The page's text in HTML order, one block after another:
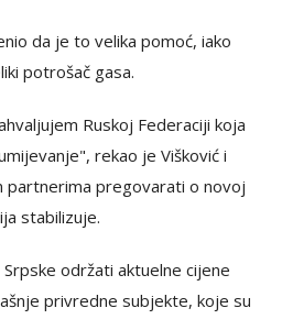
da je to velika pomoć, iako
potrošač gasa.
Ruskoj Federaciji koja
rekao je Višković i
partnerima pregovarati o novoj
stabilizuje.
održati aktuelne cijene
privredne subjekte, koje su